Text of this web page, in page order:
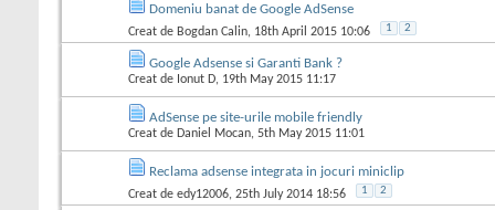
Domeniu banat de Google AdSense
Creat de Bogdan Calin, 18th April 2015 10:06 1 2
Google Adsense si Garanti Bank ?
Creat de Ionut D, 19th May 2015 11:17
AdSense pe site-urile mobile friendly
Creat de Daniel Mocan, 5th May 2015 11:01
Reclama adsense integrata in jocuri miniclip
Creat de edy12006, 25th July 2014 18:56 1 2